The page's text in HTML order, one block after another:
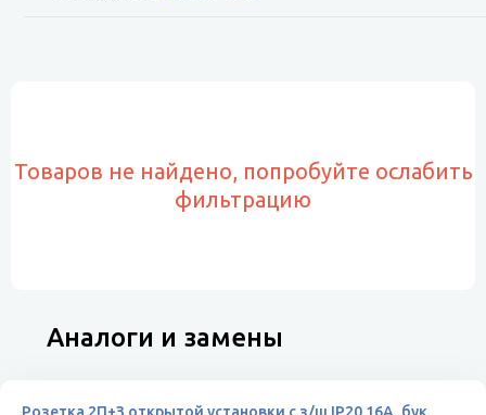
Товаров не найдено, попробуйте ослабить
фильтрацию
Аналоги и замены